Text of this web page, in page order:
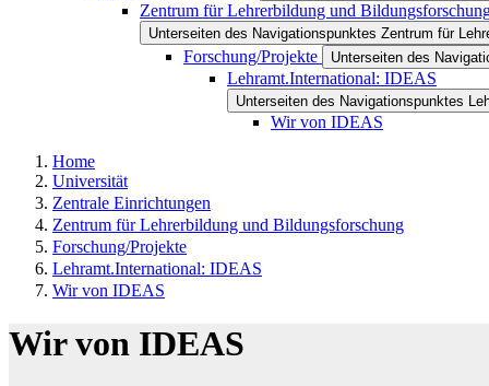
Zentrum für Lehrerbildung und
Unterseiten des Navigationspunktes Zentrum für
Forschung/Projekte Unterseiten des
Lehramt.International: IDEAS
Unterseiten des Navigationspunktes
Wir von IDEAS
Home
Universität
Zentrale Einrichtungen
Zentrum für Lehrerbildung und Bildungsforschung
Forschung/Projekte
Lehramt.International: IDEAS
Wir von IDEAS
Wir von IDEAS